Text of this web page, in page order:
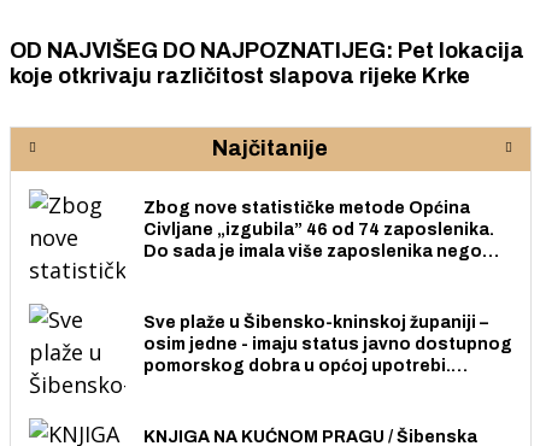
OD NAJVIŠEG DO NAJPOZNATIJEG: Pet lokacija
koje otkrivaju različitost slapova rijeke Krke
Najčitanije
Zbog nove statističke metode Općina
Civljane „izgubila” 46 od 74 zaposlenika.
Do sada je imala više zaposlenika nego
Sve plaže u Šibensko-kninskoj županiji –
osim jedne - imaju status javno dostupnog
pomorskog dobra u općoj upotrebi.
KNJIGA NA KUĆNOM PRAGU / Šibenska